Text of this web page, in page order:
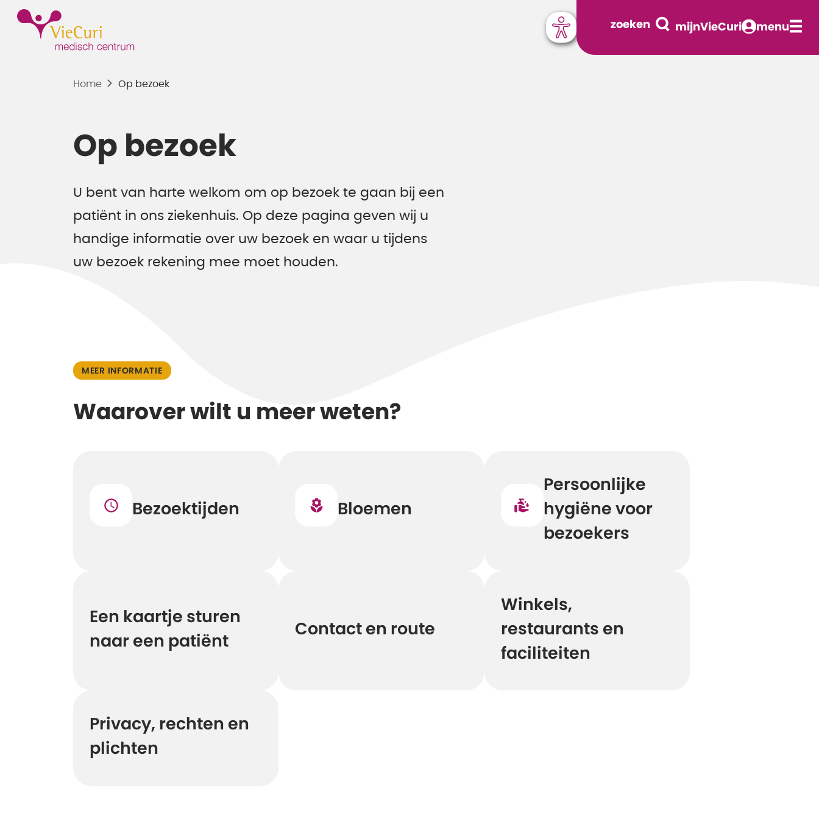
zoeken mijnVieCuri menu
Home Op bezoek
Op bezoek
U bent van harte welkom om op bezoek te gaan bij een
patiënt in ons ziekenhuis. Op deze pagina geven wij u
handige informatie over uw bezoek en waar u tijdens
uw bezoek rekening mee moet houden.
MEER INFORMATIE
Waarover wilt u meer weten?
Bezoektijden Bloemen
Persoonlijke
hygiëne voor
bezoekers
Een kaartje sturen
naar een patiënt
Contact en route
Winkels,
restaurants en
faciliteiten
Privacy, rechten en
plichten